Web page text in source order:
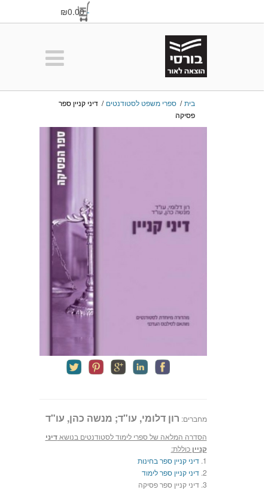
₪0.00
בית / ספרי משפט לסטודנטים / דיני קניין ספר
פסיקה
מחברים:רון דלומי, עו"ד; מנשה כהן, עו"ד
הסדרה המלאה של ספרי לימוד לסטודנטים בנושאדיני
קנייןכוללת:
דיני קניין ספר בחינות
דיני קניין ספר לימוד